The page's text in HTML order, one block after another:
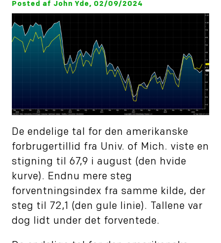
Posted af John Yde, 02/09/2024
De endelige tal for den amerikanske
forbrugertillid fra Univ. of Mich. viste en
stigning til 67,9 i august (den hvide
kurve). Endnu mere steg
forventningsindex fra samme kilde, der
steg til 72,1 (den gule linie). Tallene var
dog lidt under det forventede.